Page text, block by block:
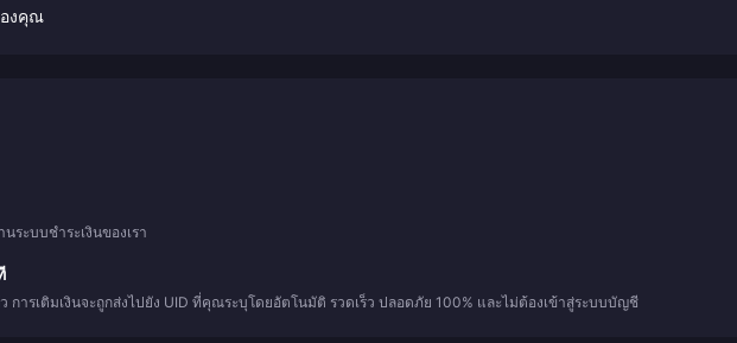
งคุณ
ระบบชำระเงินของเรา
การเติมเงินจะถูกส่งไปยัง UID ที่คุณระบุโดยอัตโนมัติ รวดเร็ว ปลอดภัย 100% และไม่ต้องเข้าสู่ระบบบัญชี